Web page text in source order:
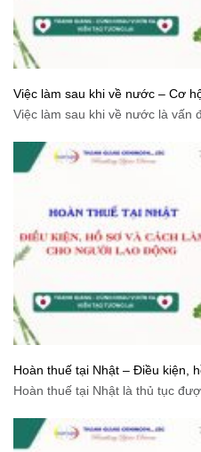
Việc làm sau khi về nước – Cơ
Việc làm sau khi về nước là vấn
Hoàn thuế tại Nhật – Điều kiện,
động
Hoàn thuế tại Nhật là thủ tục